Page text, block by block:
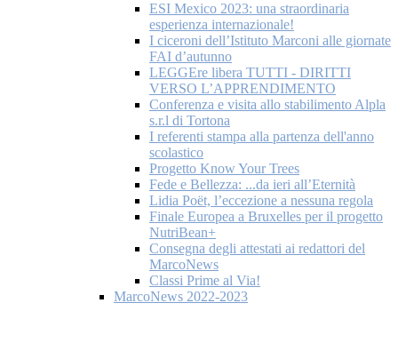
ESI Mexico 2023: una straordinaria
esperienza internazionale!
I ciceroni dell’Istituto Marconi alle giornate
FAI d’autunno
LEGGEre libera TUTTI - DIRITTI
VERSO L’APPRENDIMENTO
Conferenza e visita allo stabilimento Alpla
s.r.l di Tortona
I referenti stampa alla partenza dell'anno
scolastico
Progetto Know Your Trees
Fede e Bellezza: ...da ieri all’Eternità
Lidia Poët, l’eccezione a nessuna regola
Finale Europea a Bruxelles per il progetto
NutriBean+
Consegna degli attestati ai redattori del
MarcoNews
Classi Prime al Via!
MarcoNews 2022-2023